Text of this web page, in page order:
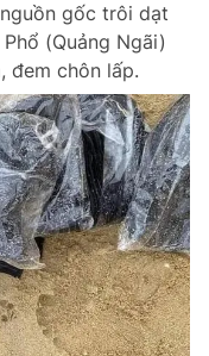
gốc trôi dạt
(Quảng Ngãi)
đem chôn lấp.